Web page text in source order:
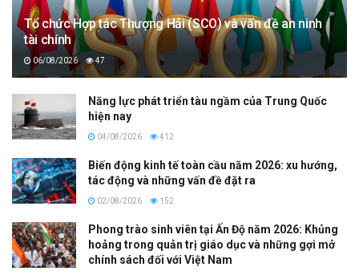
Tổ chức Hợp tác Thượng Hải (SCO) và vấn đề an ninh
tài chính
06/08/2026 47
Năng lực phát triển tàu ngầm của Trung Quốc
hiện nay
04/08/2026 412
Biến động kinh tế toàn cầu năm 2026: xu hướng,
tác động và những vấn đề đặt ra
02/08/2026 152
Phong trào sinh viên tại Ấn Độ năm 2026: Khủng
hoảng trong quản trị giáo dục và những gợi mở
chính sách đối với Việt Nam